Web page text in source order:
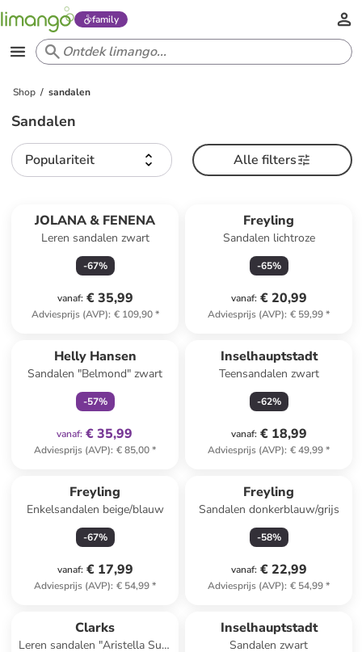
family
Shop sandalen
Sandalen
Populariteit Alle filters
JOLANA & FENENA
Leren sandalen zwart
-67%
vanaf: € 35,99
Adviesprijs (AVP): € 109,90*
Freyling
Sandalen lichtroze
-65%
vanaf: € 20,99
Adviesprijs (AVP): € 59,99*
Helly Hansen
Sandalen "Belmond" zwart
-57%
vanaf: € 35,99
Adviesprijs (AVP): € 85,00*
Inselhauptstadt
Teensandalen zwart
-62%
vanaf: € 18,99
Adviesprijs (AVP): € 49,99*
Freyling
Enkelsandalen beige/blauw
-67%
vanaf: € 17,99
Adviesprijs (AVP): € 54,99*
Freyling
Sandalen donkerblauw/grijs
-58%
vanaf: € 22,99
Adviesprijs (AVP): € 54,99*
Clarks
Leren sandalen "Aristella Sun"
Inselhauptstadt
Sandalen zwart